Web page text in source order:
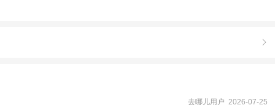

去哪儿用户 2026-07-25